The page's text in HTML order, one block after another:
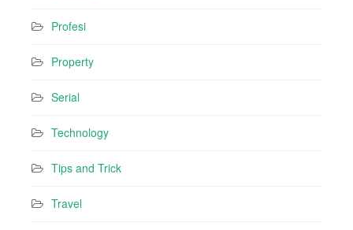
Profesi
Property
Serial
Technology
Tips and Trick
Travel